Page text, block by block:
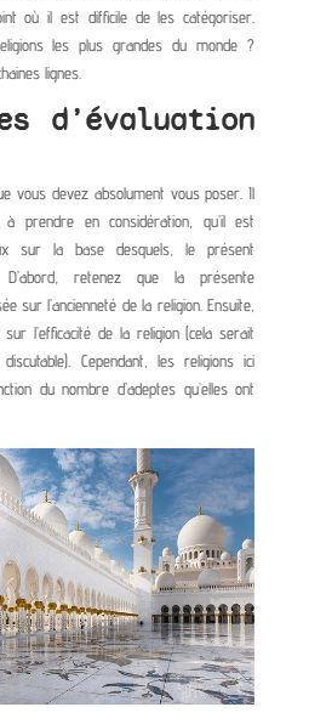
où il est difficile de les catégoriser.
les plus grandes du monde ?
lignes.
d’évaluation
vous devez absolument vous poser. Il
à prendre en considération, qu’il est
sur la base desquels, le présent
retenez que la présente
sur l’ancienneté de la religion. Ensuite,
l’efficacité de la religion (cela serait
Cependant, les religions ici
du nombre d’adeptes qu’elles ont